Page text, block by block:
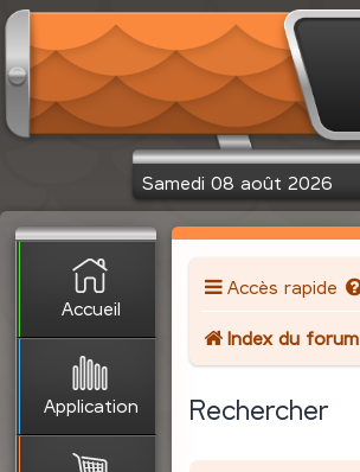
Samedi 08 août 2026
Accueil
Application
Accès rapide
Index du forum
Rechercher